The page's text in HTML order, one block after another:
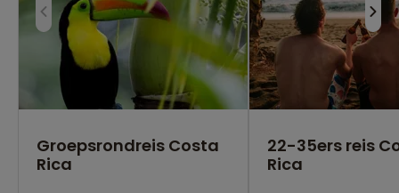
Groepsrondreis Costa
Rica
22-35ers reis
Rica